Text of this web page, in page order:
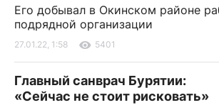
Его добывал в Окинском районе
подрядной организации
27.01.22, 1:58 5401
Главный санврач Бурятии:
«Сейчас не стоит рисковать»